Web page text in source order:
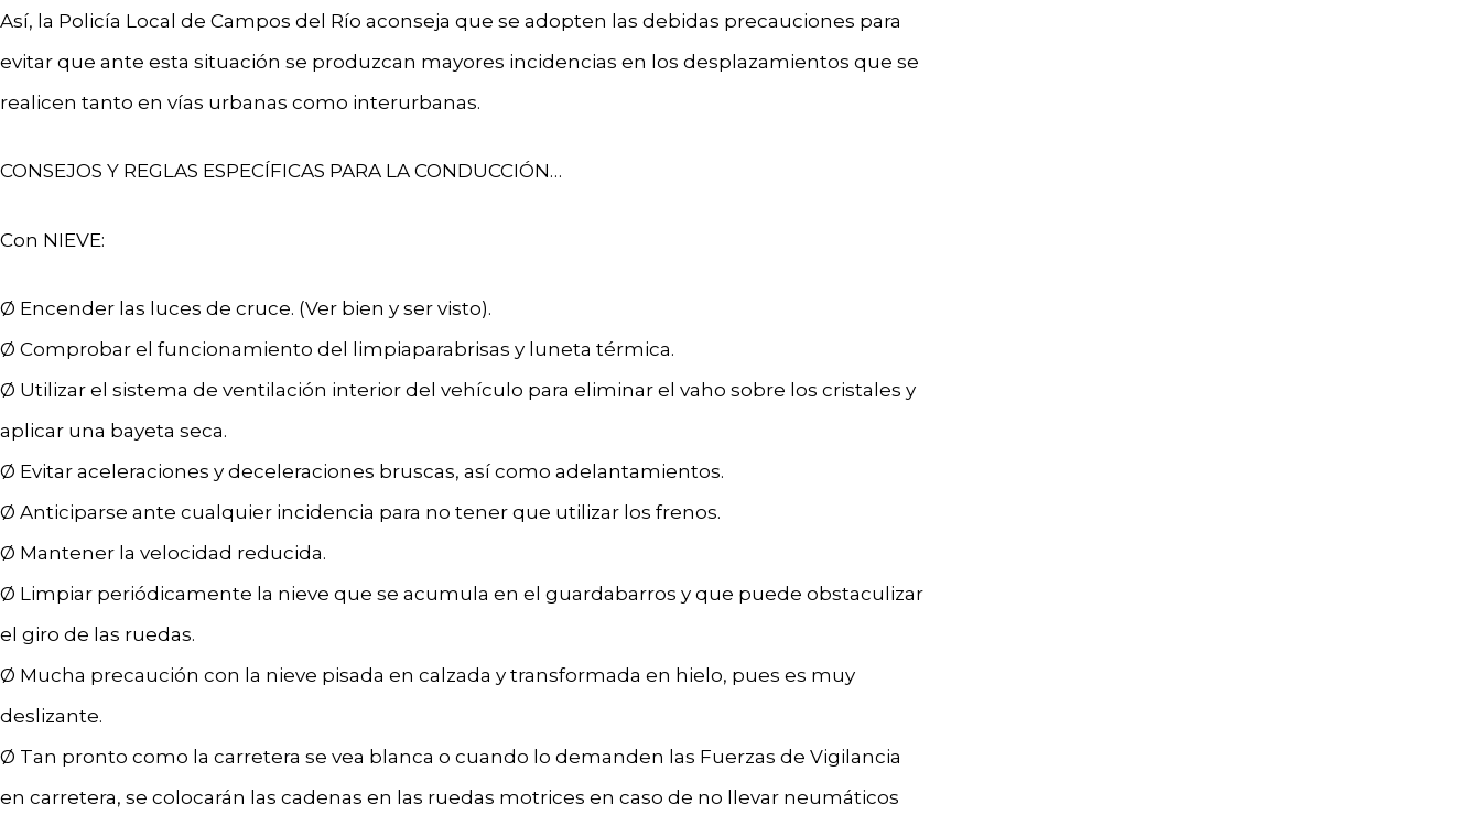
Así, la Policía Local de Campos del Río aconseja que se adopten las debidas precauciones para
evitar que ante esta situación se produzcan mayores incidencias en los desplazamientos que se
realicen tanto en vías urbanas como interurbanas.
CONSEJOS Y REGLAS ESPECÍFICAS PARA LA CONDUCCIÓN…
Con NIEVE:
Ø Encender las luces de cruce. (Ver bien y ser visto).
Ø Comprobar el funcionamiento del limpiaparabrisas y luneta térmica.
Ø Utilizar el sistema de ventilación interior del vehículo para eliminar el vaho sobre los cristales y
aplicar una bayeta seca.
Ø Evitar aceleraciones y deceleraciones bruscas, así como adelantamientos.
Ø Anticiparse ante cualquier incidencia para no tener que utilizar los frenos.
Ø Mantener la velocidad reducida.
Ø Limpiar periódicamente la nieve que se acumula en el guardabarros y que puede obstaculizar
el giro de las ruedas.
Ø Mucha precaución con la nieve pisada en calzada y transformada en hielo, pues es muy
deslizante.
Ø Tan pronto como la carretera se vea blanca o cuando lo demanden las Fuerzas de Vigilancia
en carretera, se colocarán las cadenas en las ruedas motrices en caso de no llevar neumáticos